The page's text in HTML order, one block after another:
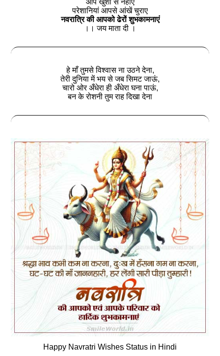
परेशानियां आपसे आंखें चुराए
नवरात्रि की आपको ढेरों शुभकामनाएं
।। जय माता दी ।
हे माँ तुमसे विश्वास ना उठने देना,
तेरी दुनिया में भय से जब सिमट जाऊं,
चारो ओर अँधेरा ही अँधेरा घना पाऊं,
बन के रोशनी तुम राह दिखा देना
Happy Navratri Wishes Status in Hindi